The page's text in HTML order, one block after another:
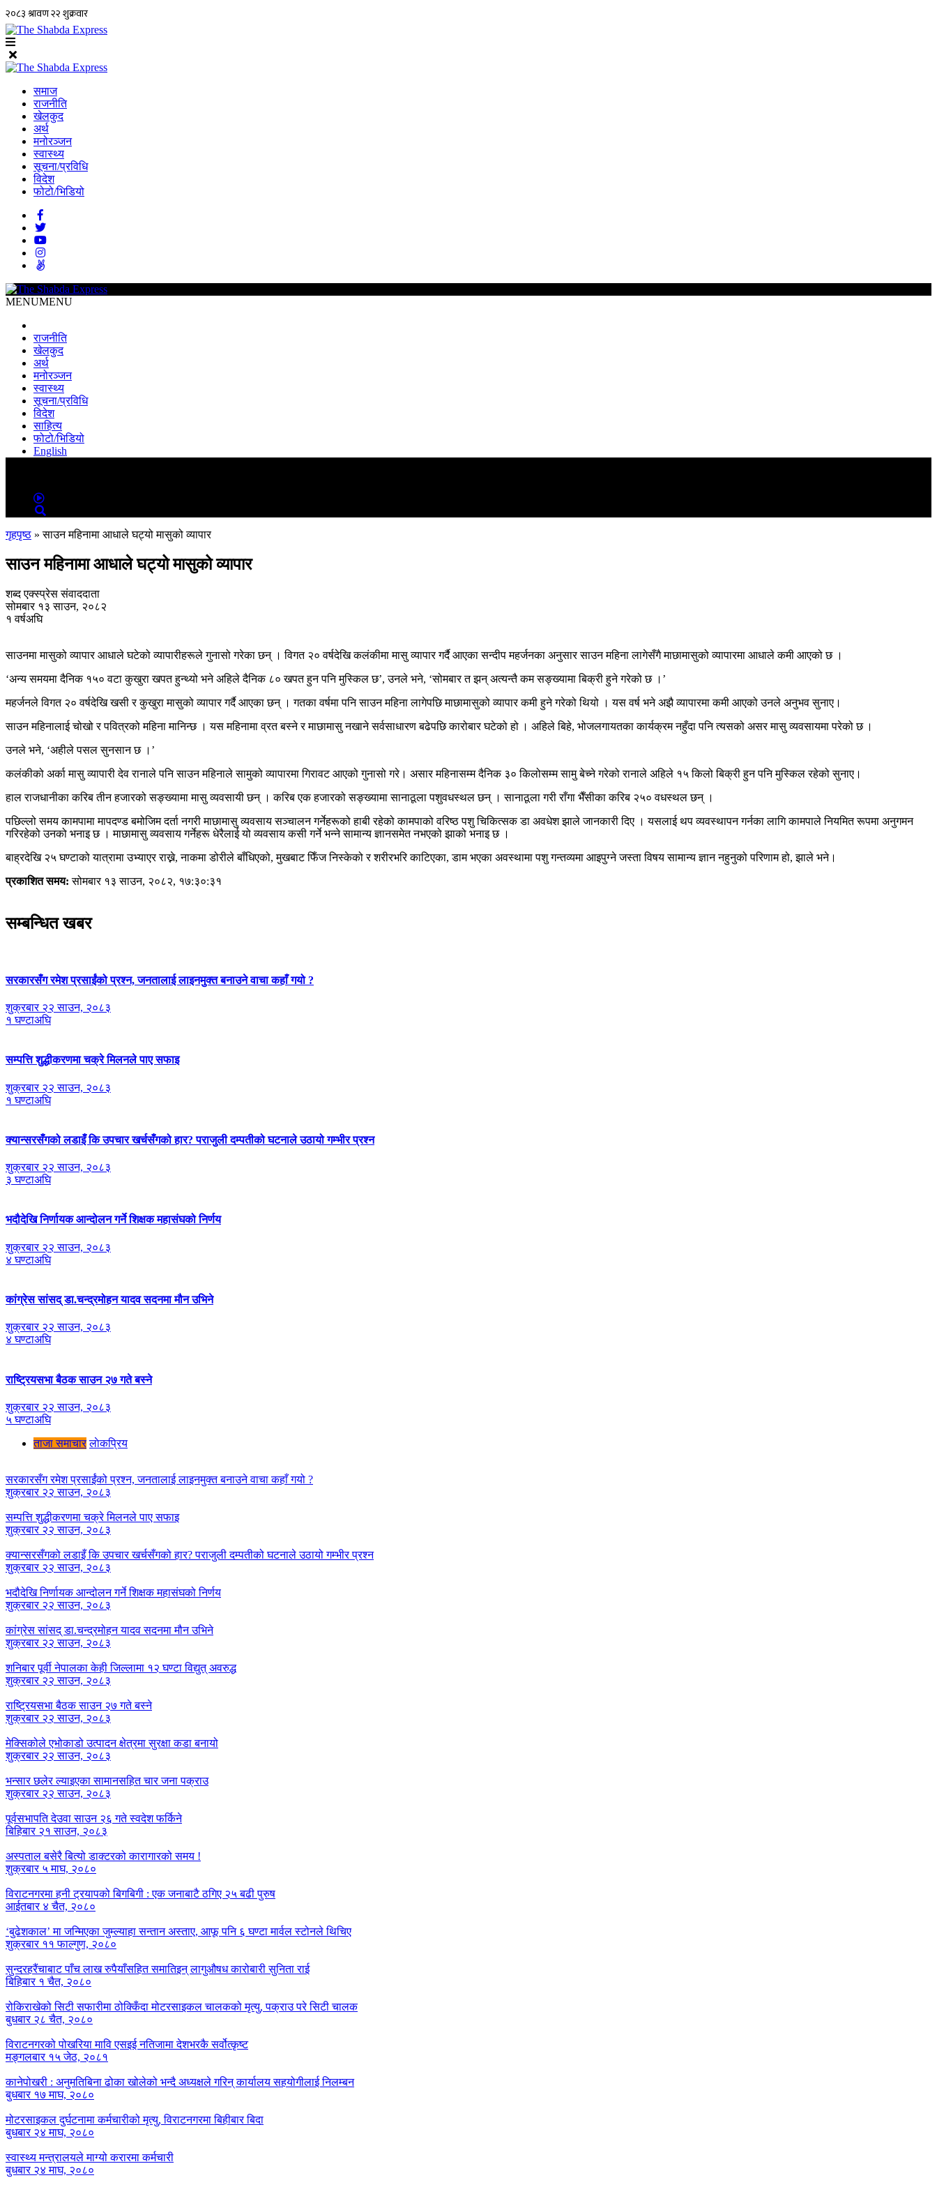
समाज
राजनीति
खेलकुद
अर्थ
मनोरञ्जन
स्वास्थ्य
सूचना/प्रविधि
विदेश
फोटो/भिडियो
MENUMENU
राजनीति
खेलकुद
अर्थ
मनोरञ्जन
स्वास्थ्य
सूचना/प्रविधि
विदेश
साहित्य
फोटो/भिडियो
English
गृहपृष्ठ »साउन महिनामा आधाले घट्यो मासुको व्यापार
साउन महिनामा आधाले घट्यो मासुको व्यापार
शब्द एक्स्प्रेस संवाददाता
सोमबार १३ साउन, २०८२
१ वर्षअघि
साउनमा मासुको व्यापार आधाले घटेको व्यापारीहरूले गुनासो गरेका छन् । विगत २० वर्षदेखि कलंकीमा मासु व्यापार गर्दै आएका सन्दीप महर्जनका अनुसार साउन महिना लागेसँगै माछामासुको व्यापारमा आधाले कमी आएको छ ।
‘अन्य समयमा दैनिक १५० वटा कुखुरा खपत हुन्थ्यो भने अहिले दैनिक ८० खपत हुन पनि मुस्किल छ’, उनले भने, ‘सोमबार त झन् अत्यन्तै कम सङ्ख्यामा बिक्री हुने गरेको छ ।’
महर्जनले विगत २० वर्षदेखि खसी र कुखुरा मासुको व्यापार गर्दै आएका छन् । गतका वर्षमा पनि साउन महिना लागेपछि माछामासुको व्यापार कमी हुने गरेको थियो । यस वर्ष भने अझै व्यापारमा कमी आएको उनले अनुभव सुनाए।
साउन महिनालाई चोखो र पवित्रको महिना मानिन्छ । यस महिनामा व्रत बस्ने र माछामासु नखाने सर्वसाधारण बढेपछि कारोबार घटेको हो । अहिले बिहे, भोजलगायतका कार्यक्रम नहुँदा पनि त्यसको असर मासु व्यवसायमा परेको छ ।
उनले भने, ‘अहीले पसल सुनसान छ ।’
कलंकीको अर्का मासु व्यापारी देव रानाले पनि साउन महिनाले सामुको व्यापारमा गिरावट आएको गुनासो गरे। असार महिनासम्म दैनिक ३० किलोसम्म सामु बेच्ने गरेको रानाले अहिले १५ किलो बिक्री हुन पनि मुस्किल रहेको सुनाए।
हाल राजधानीका करिब तीन हजारको सङ्ख्यामा मासु व्यवसायी छन् । करिब एक हजारको सङ्ख्यामा सानाठूला पशुवधस्थल छन् । सानाठूला गरी राँगा भैँसीका करिब २५० वधस्थल छन् ।
पछिल्लो समय कामपामा मापदण्ड बमोजिम दर्ता नगरी माछामासु व्यवसाय सञ्चालन गर्नेहरूको हाबी रहेको कामपाको वरिष्ठ पशु चिकित्सक डा अवधेश झाले जानकारी दिए । यसलाई थप व्यवस्थापन गर्नका लागि कामपाले नियमित रूपमा अनुगमन
गरिरहेको उनको भनाइ छ । माछामासु व्यवसाय गर्नेहरू धेरैलाई यो व्यवसाय कसी गर्ने भन्ने सामान्य ज्ञानसमेत नभएको झाको भनाइ छ ।
बाह्रदेखि २५ घण्टाको यात्रामा उभ्याएर राख्ने, नाकमा डोरीले बाँधिएको, मुखबाट फिँज निस्केको र शरीरभरि काटिएका, डाम भएका अवस्थामा पशु गन्तव्यमा आइपुग्ने जस्ता विषय सामान्य ज्ञान नहुनुको परिणाम हो, झाले भने।
प्रकाशित समय: सोमबार १३ साउन, २०८२, १७:३०:३१
सम्बन्धित खबर
सरकारसँग रमेश प्रसाईंको प्रश्न, जनतालाई लाइनमुक्त बनाउने वाचा कहाँ गयो ?
शुक्रबार २२ साउन, २०८३
१ घण्टाअघि
सम्पत्ति शुद्धीकरणमा चक्रे मिलनले पाए सफाइ
शुक्रबार २२ साउन, २०८३
१ घण्टाअघि
क्यान्सरसँगको लडाइँ कि उपचार खर्चसँगको हार? पराजुली दम्पतीको घटनाले उठायो गम्भीर प्रश्न
शुक्रबार २२ साउन, २०८३
३ घण्टाअघि
भदौदेखि निर्णायक आन्दोलन गर्ने शिक्षक महासंघको निर्णय
शुक्रबार २२ साउन, २०८३
४ घण्टाअघि
कांग्रेस सांसद् डा‍‍.चन्द्रमोहन यादव सदनमा मौन उभिने
शुक्रबार २२ साउन, २०८३
४ घण्टाअघि
राष्ट्रियसभा बैठक साउन २७ गते बस्ने
शुक्रबार २२ साउन, २०८३
५ घण्टाअघि
ताजा समाचार लाेकप्रिय
सरकारसँग रमेश प्रसाईंको प्रश्न, जनतालाई लाइनमुक्त बनाउने वाचा कहाँ गयो ?
शुक्रबार २२ साउन, २०८३
सम्पत्ति शुद्धीकरणमा चक्रे मिलनले पाए सफाइ
शुक्रबार २२ साउन, २०८३
क्यान्सरसँगको लडाइँ कि उपचार खर्चसँगको हार? पराजुली दम्पतीको घटनाले उठायो गम्भीर प्रश्न
शुक्रबार २२ साउन, २०८३
भदौदेखि निर्णायक आन्दोलन गर्ने शिक्षक महासंघको निर्णय
शुक्रबार २२ साउन, २०८३
कांग्रेस सांसद् डा‍‍.चन्द्रमोहन यादव सदनमा मौन उभिने
शुक्रबार २२ साउन, २०८३
शनिबार पूर्वी नेपालका केही जिल्लामा १२ घण्टा विद्युत् अवरुद्ध
शुक्रबार २२ साउन, २०८३
राष्ट्रियसभा बैठक साउन २७ गते बस्ने
शुक्रबार २२ साउन, २०८३
मेक्सिकोले एभोकाडो उत्पादन क्षेत्रमा सुरक्षा कडा बनायो
शुक्रबार २२ साउन, २०८३
भन्सार छलेर ल्याइएका सामानसहित चार जना पक्राउ
शुक्रबार २२ साउन, २०८३
पूर्वसभापति देउवा साउन २६ गते स्वदेश फर्किने
बिहिबार २१ साउन, २०८३
अस्पताल बसेरै बित्यो डाक्टरको कारागारको समय !
शुक्रबार ५ माघ, २०८०
विराटनगरमा हनी ट्रयापको बिगबिगी : एक जनाबाटै ठगिए २५ बढी पुरुष
आईतबार ४ चैत, २०८०
‘बुढेशकाल’ मा जन्मिएका जुम्ल्याहा सन्तान अस्ताए, आफू पनि ६ घण्टा मार्वल स्टोनले थिचिए
शुक्रबार ११ फाल्गुण, २०८०
सुन्दरहरैंचाबाट पाँच लाख रुपैयाँसहित समातिइन् लागुऔषध कारोबारी सुनिता राई
बिहिबार १ चैत, २०८०
रोकिराखेको सिटी सफारीमा ठोक्किँदा मोटरसाइकल चालकको मृत्यु, पक्राउ परे सिटी चालक
बुधबार २८ चैत, २०८०
विराटनगरको पोखरिया मावि एसइई नतिजामा देशभरकै सर्वोत्कृष्ट
मङ्गलबार १५ जेठ, २०८१
कानेपोखरी : अनुमतिबिना ढोका खोलेको भन्दै अध्यक्षले गरिन् कार्यालय सहयोगीलाई निलम्बन
बुधबार १७ माघ, २०८०
मोटरसाइकल दुर्घटनामा कर्मचारीको मृत्यु, विराटनगरमा बिहीबार बिदा
बुधबार २४ माघ, २०८०
स्वास्थ्य मन्त्रालयले माग्यो करारमा कर्मचारी
बुधबार २४ माघ, २०८०